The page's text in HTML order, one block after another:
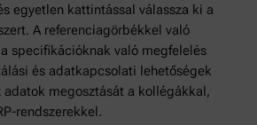
egyetlen kattintással válassza ki a
A referenciagörbékkel való
specifikációknak való megfelelés
és adatkapcsolati lehetőségek
megosztását a kollégákkal,
rendszerekkel.